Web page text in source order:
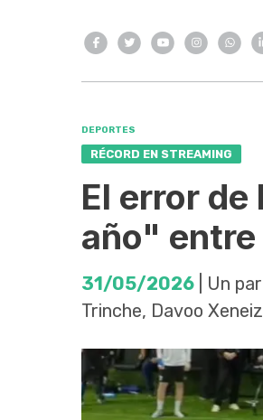
DEPORTES
RÉCORD EN STREAMING
El error
año" entre
31/05/2026 | Un
Trinche, Davoo